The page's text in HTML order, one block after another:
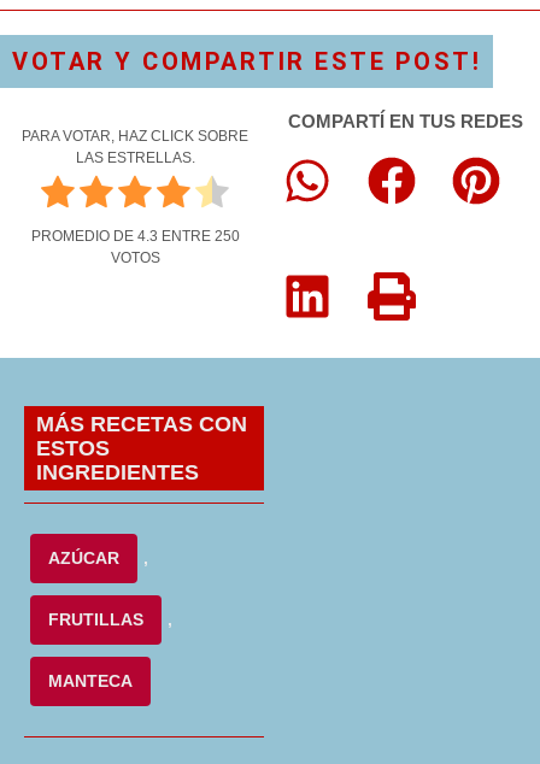
VOTAR Y COMPARTIR ESTE POST!
PARA VOTAR, HAZ CLICK SOBRE
LAS ESTRELLAS.
PROMEDIO DE 4.3 ENTRE 250
VOTOS
COMPARTÍ EN TUS REDES
MÁS RECETAS CON
ESTOS
INGREDIENTES
AZÚCAR ,
FRUTILLAS ,
MANTECA